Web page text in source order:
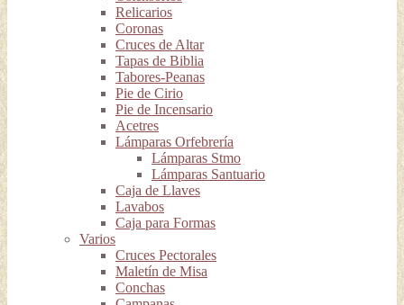
Relicarios
Coronas
Cruces de Altar
Tapas de Biblia
Tabores-Peanas
Pie de Cirio
Pie de Incensario
Acetres
Lámparas Orfebrería
Lámparas Stmo
Lámparas Santuario
Caja de Llaves
Lavabos
Caja para Formas
Varios
Cruces Pectorales
Maletín de Misa
Conchas